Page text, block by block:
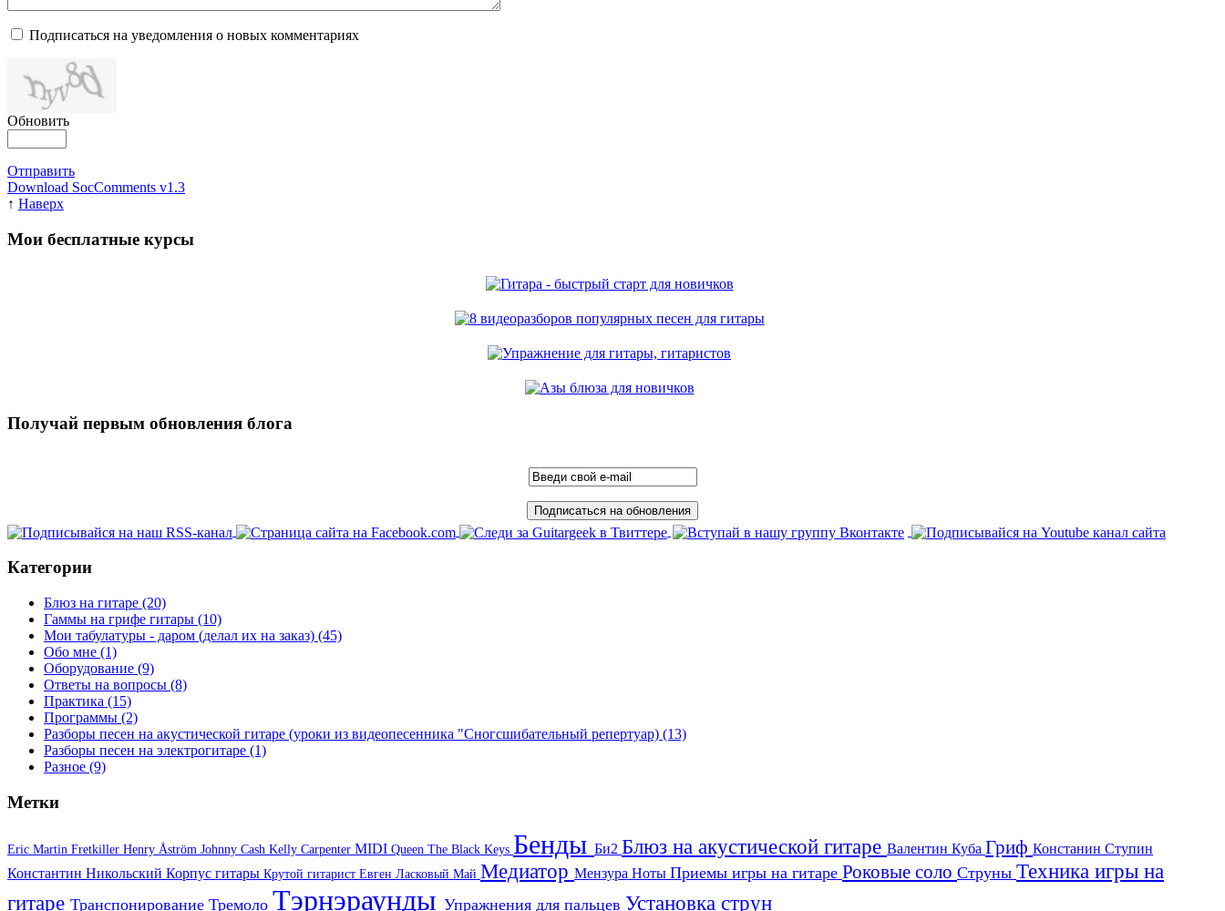
Подписаться на уведомления о новых комментариях
Обновить
Отправить
Download SocComments v1.3
↑ Наверх
Мои бесплатные курсы
Получай первым обновления блога
Категории
Блюз на гитаре (20)
Гаммы на грифе гитары (10)
Мои табулатуры - даром (делал их на заказ) (45)
Обо мне (1)
Оборудование (9)
Ответы на вопросы (8)
Практика (15)
Программы (2)
Разборы песен на акустической гитаре (уроки из видеопесенника "Сногсшибательный репертуар) (13)
Разборы песен на электрогитаре (1)
Разное (9)
Метки
Eric Martin Fretkiller Henry Åström Johnny Cash Kelly Carpenter MIDI Queen The Black Keys Бенды Би2 Блюз на акустической гитаре Валентин Куба Гриф Констанин Ступин
Константин Никольский Корпус гитары Крутой гитарист Евген Ласковый Май Медиатор Мензура Ноты Приемы игры на гитаре Роковые соло Струны Техника игры на
гитаре Транспонирование Тремоло Тэрнэраунды Упражнения для пальцев Установка струн